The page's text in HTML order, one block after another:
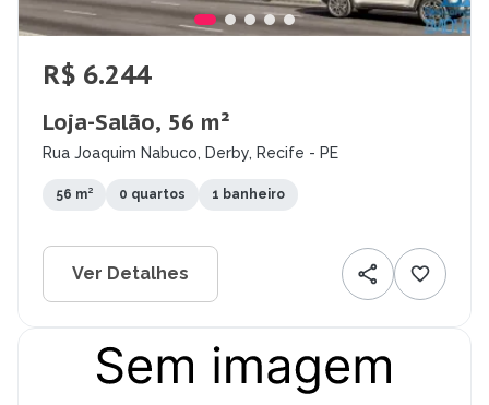
R$ 6.244
Loja-Salão, 56 m²
Rua Joaquim Nabuco, Derby, Recife - PE
56 m² 0 quartos 1 banheiro
Ver Detalhes